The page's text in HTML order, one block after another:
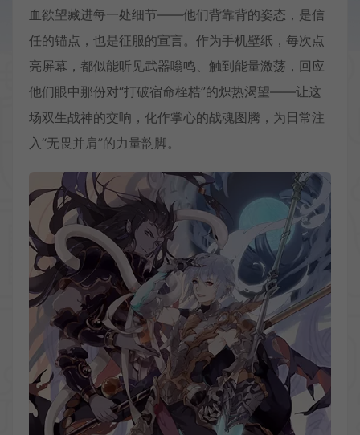
血欲望藏进每一处细节——他们背靠背的姿态，是信
任的锚点，也是征服的宣言。作为手机壁纸，每次点
亮屏幕，都似能听见武器嗡鸣、触到能量激荡，回应
他们眼中那份对“打破宿命桎梏”的炽热渴望——让这
场双生战神的交响，化作掌心的战魂图腾，为日常注
入“无畏并肩”的力量韵脚。